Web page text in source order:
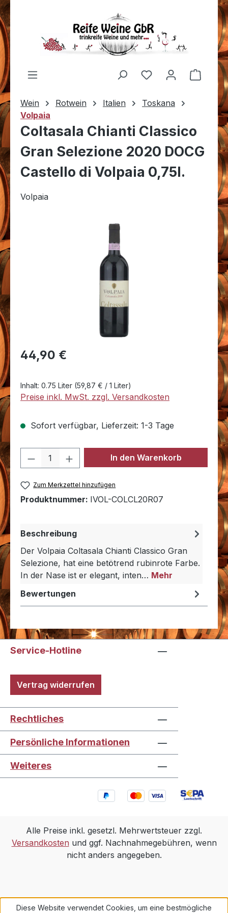
Zum Hauptinhalt springen
Du hast 0
Wein Rotwein Italien
Toskana
Volpaia
Coltasala Chianti Classico
Gran Selezione 2020 DOCG
Castello di Volpaia 0,75l.
Volpaia
Bildergalerie überspringen
Regulärer Preis:
44,90 €
Inhalt: 0.75 Liter (59,87 € / 1 Liter)
Preise inkl. MwSt. zzgl. Versandkosten
Sofort verfügbar, Lieferzeit: 1-3 Tage
Produkt Anzahl: Gib den
In den Warenkorb
Zum Merkzettel hinzufügen
Produktnummer: IVOL-COLCL20R07
Beschreibung
Der Volpaia Coltasala Chianti Classico Gran
Selezione, hat eine betötrend rubinrote Farbe.
In der Nase ist er elegant, inten… Mehr
Bewertungen
Service-Hotline
Vertrag widerrufen
Rechtliches
Persönliche Informationen
Weiteres
Alle Preise inkl. gesetzl. Mehrwertsteuer zzgl.
Versandkosten und ggf. Nachnahmegebühren, wenn
nicht anders angegeben.
Diese Website verwendet Cookies, um eine bestmögliche